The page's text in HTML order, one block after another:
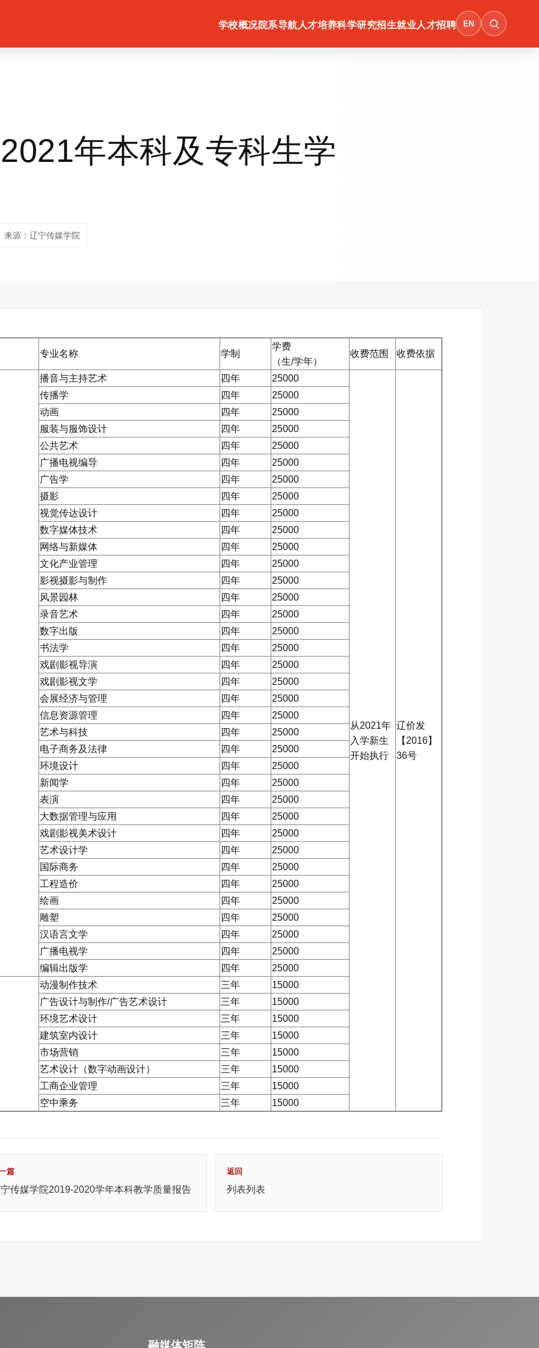
学校概况院系导航 人才培养科学研究招生就业人才招聘 EN
年本科及专科生学
来源：辽宁传媒学院
专业名称 学制
学费
（生/学年）
收费范围 收费依据
播音与主持艺术 四年 25000
从2021年
入学新生
开始执行
辽价发
【2016】
36号
传播学 四年
25000
动画
四年
25000
服装与服饰设计
四年
25000
公共艺术
四年
25000
广播电视编导
四年
25000
广告学
四年
25000
摄影
四年
25000
视觉传达设计
四年
25000
数字媒体技术
四年
25000
网络与新媒体
四年
25000
文化产业管理
四年
25000
影视摄影与制作
四年
25000
风景园林
四年
25000
录音艺术
四年
25000
数字出版
四年
25000
书法学
四年
25000
戏剧影视导演
四年
25000
戏剧影视文学
四年
25000
会展经济与管理
四年
25000
信息资源管理
四年
25000
艺术与科技
四年
25000
电子商务及法律
四年
25000
环境设计
四年
25000
新闻学
四年
25000
表演
四年
25000
大数据管理与应用
四年
25000
戏剧影视美术设计
四年
25000
艺术设计学
四年
25000
国际商务
四年
25000
工程造价
四年
25000
绘画
四年
25000
雕塑
四年
25000
汉语言文学
四年
25000
广播电视学
四年
25000
编辑出版学
四年 25000
动漫制作技术 三年
15000
广告设计与制作/广告艺术设计
三年
15000
环境艺术设计
三年
15000
建筑室内设计
三年
15000
市场营销
三年
15000
艺术设计（数字动画设计）
三年
15000
工商企业管理
三年
15000
空中乘务
三年 15000
篇
传媒学院2019-2020学年本科教学质量报告
返回
列表列表
融媒体矩阵